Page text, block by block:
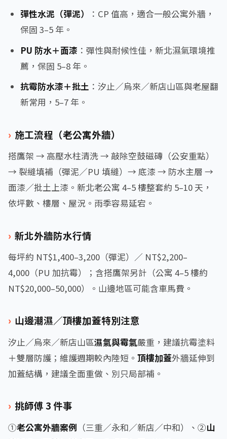
彈性水泥（彈泥）
：CP 值高，適合一般公寓外牆，
保固 3–5 年。
PU 防水＋面漆 ：彈性與耐候性佳，新北濕氣環境推
薦，保固 5–8 年。
抗霉防水漆＋批土 ：汐止／烏來／新店山區與老屋翻
新常用，5–7 年。
施工流程（老公寓外牆）
搭鷹架 → 高壓水柱清洗 → 敲除空鼓磁磚（公安重點）
→ 裂縫填補（彈泥／PU 填縫）→ 底漆 → 防水主層 →
面漆／批土上漆。新北老公寓 4–5 樓整套約 5–10 天，
依坪數、樓層、屋況。雨季容易延宕。
新北外牆防水行情
每坪約 NT$1,400–3,200（彈泥）／ NT$2,200–
4,000（PU 加抗霉）；含搭鷹架另計（公寓 4–5 樓約
NT$20,000–50,000）。山邊地區可能含車馬費。
山邊潮濕／頂樓加蓋特別注意
汐止／烏來／新店山區濕氣與霉氣嚴重，建議抗霉塗料
＋雙層防護；維護週期較內陸短。 頂樓加蓋外牆延伸到
加蓋結構，建議全面重做、別只局部補。
挑師傅 3 件事
①老公寓外牆案例 （三重／永和／新店／中和）、②山